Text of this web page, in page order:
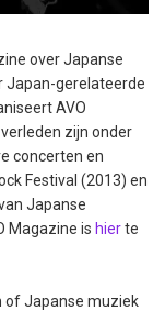
over Japanse
Japan-gerelateerde
AVO
zijn onder
concerten en
Festival (2013) en
Japanse
Magazine is hierte
of Japanse muziek